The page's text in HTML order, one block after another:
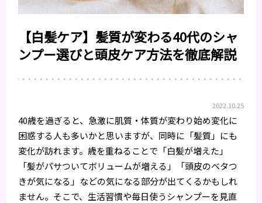
【白髪ケア】髪質が変わる40代のシャ
ンプー選びと頭皮ケア方法を徹底解説
2022.10.25
40歳を過ぎると、急激に肌質・体質が変わり始め変化に
困惑する人も多いかと思いますが、同時に「髪質」にも
変化が訪れます。歳を重ねることで「白髪が増えた」
「髪がパサついてボリュームが増える」「頭皮のベタつ
きが気になる」などの気になる部分が出てくるかもしれ
ません。そこで、生活習慣や毎日使うシャンプーを見直